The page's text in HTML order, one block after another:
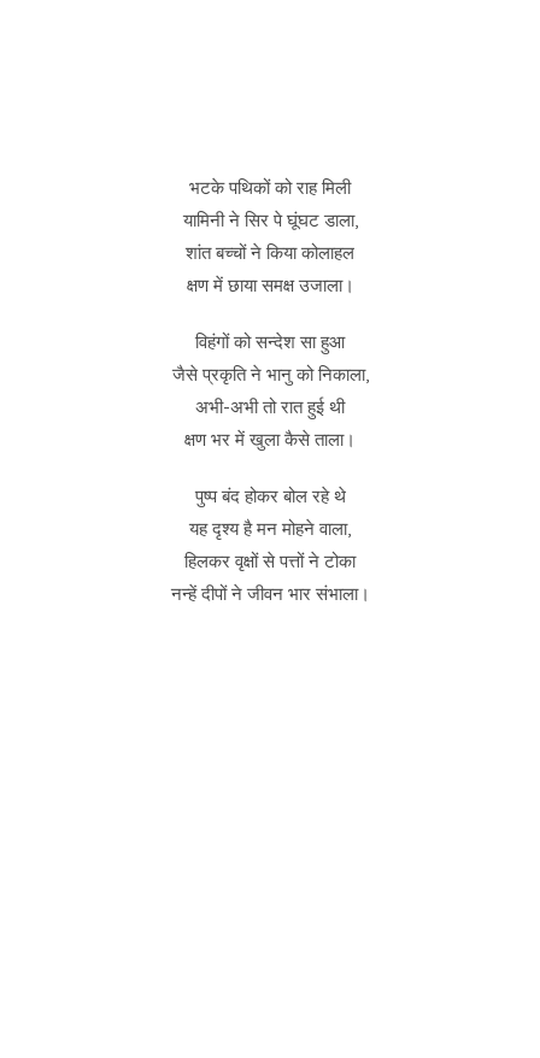
भटके पथिकों को राह मिली
यामिनी ने सिर पे घूंघट डाला,
शांत बच्चों ने किया कोलाहल
क्षण में छाया समक्ष उजाला।
विहंगों को सन्देश सा हुआ
जैसे प्रकृति ने भानु को निकाला,
अभी-अभी तो रात हुई थी
क्षण भर में खुला कैसे ताला।
पुष्प बंद होकर बोल रहे थे
यह दृश्य है मन मोहने वाला,
हिलकर वृक्षों से पत्तों ने टोका
नन्हें दीपों ने जीवन भार संभाला।